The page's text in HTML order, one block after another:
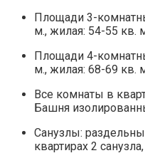
Площади 3-
м., жилая: 54-55 кв.
Площади 4-
м., жилая: 68-69 кв.
Все комнаты в
Башня
Санузлы:
квартирах 2